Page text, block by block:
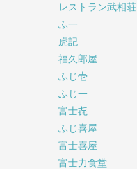
レストラン武相荘
ふ一
虎記
福久郎屋
ふじ壱
ふじ一
富士㐂
ふじ喜屋
富士喜屋
富士力食堂